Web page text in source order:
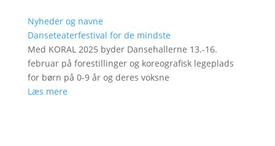
Nyheder og navne
Danseteaterfestival for de mindste
Med KORAL 2025 byder Dansehallerne 13.-16.
februar på forestillinger og koreografisk legeplads
for børn på 0-9 år og deres voksne
Læs mere